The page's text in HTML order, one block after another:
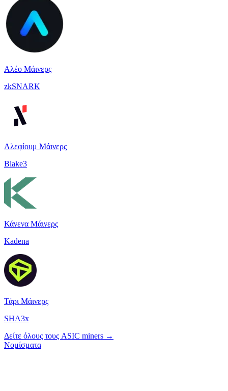
Αλέο Μάινερς
zkSNARK
Αλεφίουμ Μάινερς
Blake3
Κάνενα Μάινερς
Kadena
Τάρι Μάινερς
SHA3x
Δείτε όλους τους ASIC miners →
Νομίσματα